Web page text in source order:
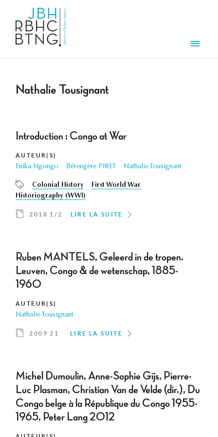
Nathalie Tousignant
Introduction : Congo at War
AUTEUR(S)
Enika Ngongo Bérengère PIRET Nathalie Tousignant
Colonial History
First World War
Historiography (WWI)
2018 1/2 LIRE LA SUITE
Ruben MANTELS, Geleerd in de tropen.
Leuven, Congo & de wetenschap, 1885-
1960
AUTEUR(S)
Nathalie Tousignant
2009 21 LIRE LA SUITE
Michel Dumoulin, Anne-Sophie Gijs, Pierre-
Luc Plasman, Christian Van de Velde (dir.), Du
Congo belge à la République du Congo 1955-
1965, Peter Lang 2012